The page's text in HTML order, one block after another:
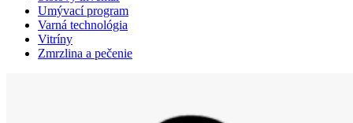
Umývací program
Varná technológia
Vitríny
Zmrzlina a pečenie